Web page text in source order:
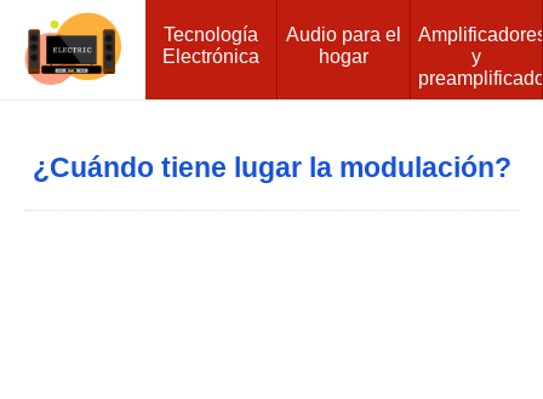
Tecnología
Electrónica
Audio para el
hogar
y
¿Cuándo tiene lugar la modulación?